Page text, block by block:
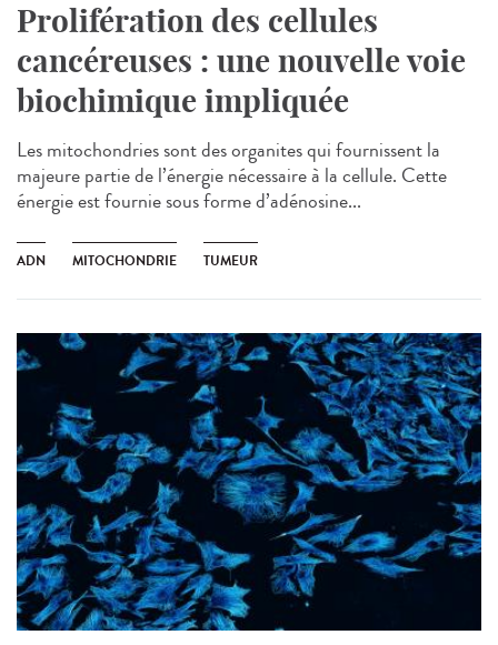
Prolifération des cellules
cancéreuses : une nouvelle voie
biochimique impliquée
Les mitochondries sont des organites qui fournissent la
majeure partie de l’énergie nécessaire à la cellule. Cette
énergie est fournie sous forme d’adénosine...
ADN MITOCHONDRIE TUMEUR